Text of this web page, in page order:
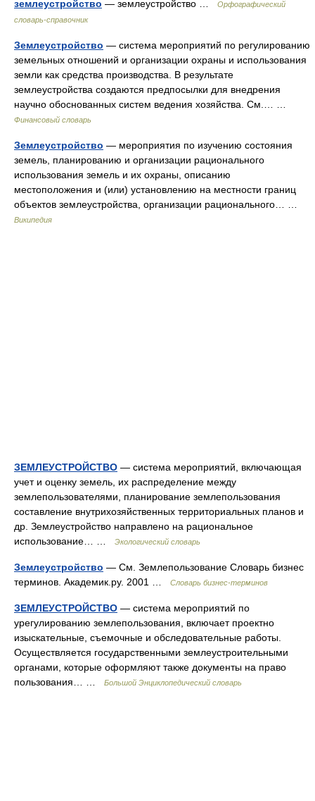
землеустройство — землеустройство …
Орфографический
словарь-справочник
Землеустройство — система мероприятий по регулированию
земельных отношений и организации охраны и использования
земли как средства производства. В результате
землеустройства создаются предпосылки для внедрения
научно обоснованных систем ведения хозяйства. См.… …
Финансовый словарь
Землеустройство — мероприятия по изучению состояния
земель, планированию и организации рационального
использования земель и их охраны, описанию
местоположения и (или) установлению на местности границ
объектов землеустройства, организации рационального… …
Википедия
ЗЕМЛЕУСТРОЙСТВО — система мероприятий, включающая
учет и оценку земель, их распределение между
землепользователями, планирование землепользования
составление внутрихозяйственных территориальных планов и
др. Землеустройство направлено на рациональное
использование… …
Экологический словарь
Землеустройство — См. Землепользование Словарь бизнес
терминов. Академик.ру. 2001 …
Словарь бизнес-терминов
ЗЕМЛЕУСТРОЙСТВО — система мероприятий по
урегулированию землепользования, включает проектно
изыскательные, съемочные и обследовательные работы.
Осуществляется государственными землеустроительными
органами, которые оформляют также документы на право
пользования… …
Большой Энциклопедический словарь